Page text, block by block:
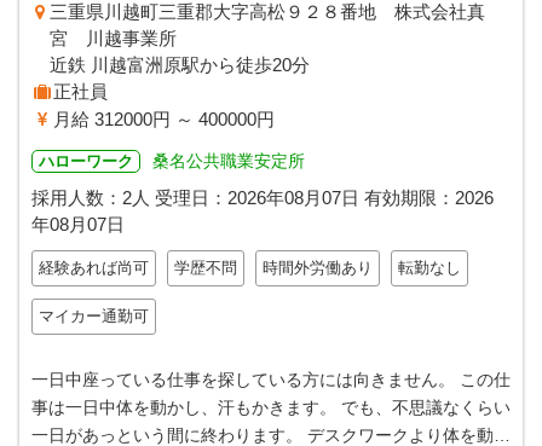
三重県川越町三重郡大字高松９２８番地 株式会社真
宮 川越事業所
近鉄 川越富洲原駅から徒歩20分
正社員
月給 312000円 ～ 400000円
ハローワーク 桑名公共職業安定所
採用人数：2人 受理日： 2026年08月07日 有効期限： 2026
年08月07日
経験あれば尚可 学歴不問 時間外労働あり 転勤なし
マイカー通勤可
一日中座っている仕事を探している方には向きません。 この仕
事は一日中体を動かし、汗もかきます。 でも、不思議なくらい
一日があっという間に終わります。 デスクワークより体を動か